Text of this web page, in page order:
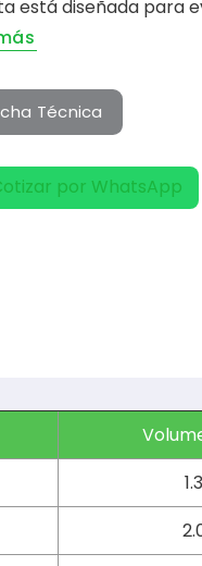
está diseñada para
Técnica
por WhatsApp
1.3